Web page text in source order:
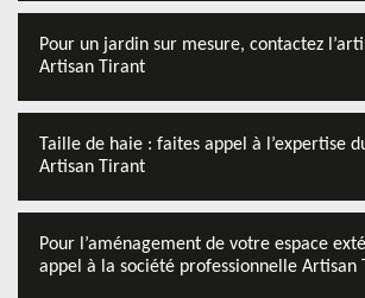
Pour un jardin sur mesure, contactez
Artisan Tirant
Taille de haie : faites appel à l’expertise
Artisan Tirant
Pour l’aménagement de votre espace
appel à la société professionnelle Artisan